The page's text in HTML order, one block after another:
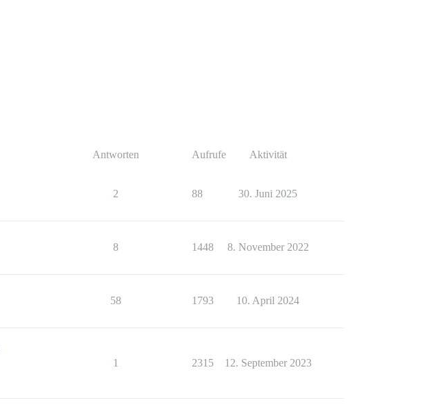
Antworten Aufrufe Aktivität
2 88 30. Juni 2025
8 1448 8. November 2022
58 1793 10. April 2024
1 2315 12. September 2023